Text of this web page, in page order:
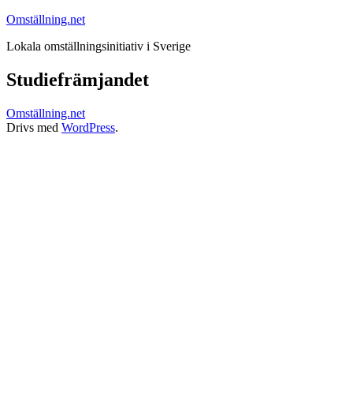
Hoppa
innehåll
Omställning.net
Lokala omställningsinitiativ i Sverige
Studiefrämjandet
Omställning.net
Drivs med WordPress.